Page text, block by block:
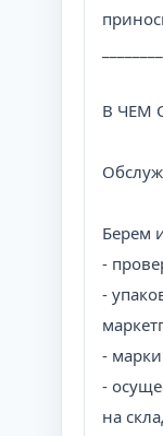
В ЧЕМ
Берем
-
-
-
-
на